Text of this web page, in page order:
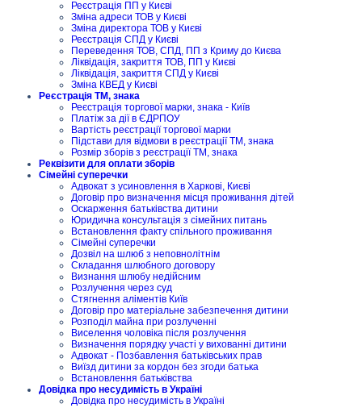
Реєстрація ПП у Києві
Зміна адреси ТОВ у Києві
Зміна директора ТОВ у Києві
Реєстрація СПД у Києві
Переведення ТОВ, СПД, ПП з Криму до Києва
Ліквідація, закриття ТОВ, ПП у Києві
Ліквідація, закриття СПД у Києві
Зміна КВЕД у Києві
Реєстрація ТМ, знака
Реєстрація торгової марки, знака - Київ
Платіж за дії в ЄДРПОУ
Вартість реєстрації торгової марки
Підстави для відмови в реєстрації ТМ, знака
Розмір зборів з реєстрації ТМ, знака
Реквізити для оплати зборів
Сімейні суперечки
Адвокат з усиновлення в Харкові, Києві
Договір про визначення місця проживання дітей
Оскарження батьківства дитини
Юридична консультація з сімейних питань
Встановлення факту спільного проживання
Сімейні суперечки
Дозвіл на шлюб з неповнолітнім
Складання шлюбного договору
Визнання шлюбу недійсним
Розлучення через суд
Стягнення аліментів Київ
Договір про матеріальне забезпечення дитини
Розподіл майна при розлученні
Виселення чоловіка після розлучення
Визначення порядку участі у вихованні дитини
Адвокат - Позбавлення батьківських прав
Виїзд дитини за кордон без згоди батька
Встановлення батьківства
Довідка про несудимість в Україні
Довідка про несудимість в Україні